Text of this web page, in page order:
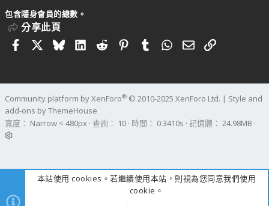
包含隱身會員的總數。
分享此頁
FacebookBlueskyLinkedIn
RedditPinterestTumblrWhatsApp
電子郵件
連結
Community platform by XenForo® © 2010-2025 XenForo Ltd. | Style and
add-ons by ThemeHouse
寬度
查詢 10 時間 0.3410s 記憶體 24.98MB
本站使用 cookies。若繼續使用本站，則視為您同意我們使用
cookie。